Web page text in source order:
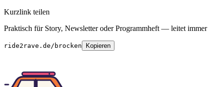
Kurzlink teilen
Praktisch für Story, Newsletter oder Programmheft — leitet
ride2rave.de/brocken Kopieren